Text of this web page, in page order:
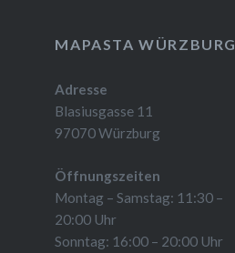
MAPASTA WÜRZBURG
Adresse
Blasiusgasse 11
97070 Würzburg
Öffnungszeiten
Montag – Samstag: 11:30 –
20:00 Uhr
Sonntag: 16:00 – 20:00 Uhr